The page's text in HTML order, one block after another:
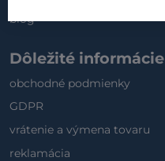
blog
Dôležité informácie
obchodné podmienky
GDPR
vrátenie a výmena tovaru
reklamácia